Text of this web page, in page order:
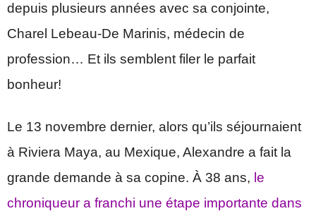
depuis plusieurs années avec sa conjointe,
Charel Lebeau-De Marinis, médecin de
profession… Et ils semblent filer le parfait
bonheur!
Le 13 novembre dernier, alors qu’ils séjournaient
à Riviera Maya, au Mexique, Alexandre a fait la
grande demande à sa copine. À 38 ans, le
chroniqueur a franchi une étape importante dans